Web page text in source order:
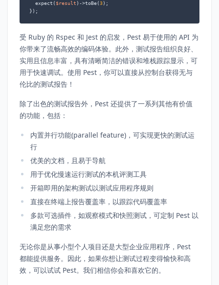
  expect(
$result )->toBe(3);
});
受 Ruby 的 Rspec 和 Jest 的启发，Pest 易于使用的 API 为
你带来了流畅高效的编码体验。此外，测试报告组织良好、
实用且信息丰富，具有清晰简洁的错误和堆栈跟踪显示，可
用于快速调试。使用 Pest，你可以直接从控制台获得无与
伦比的测试报告！
除了出色的测试报告外，Pest 还提供了一系列其他有价值
的功能，包括：
内置并行功能(parallel feature)，可实现更快的测试运
行
优美的文档，且易于导航
用于优化慢速运行测试的本机评测工具
开箱即用的架构测试以测试应用程序规则
直接在终端上报告覆盖率，以跟踪代码覆盖率
多款可选插件，如观察模式和快照测试，可定制 Pest 以
满足您的需求
无论你是从事小型个人项目还是大型企业应用程序，Pest
都能提供服务。因此，如果你想让测试过程变得愉快和高
效，可以试试 Pest。我们相信你会和喜欢它的。